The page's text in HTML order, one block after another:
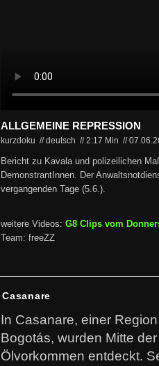
ALLGEMEINE REPRESSION
kurzdoku // deutsch //2:17 Min //
Bericht zu Kavala und polizeilichen
DemonstrantInnen. Der
vergangenden Tage (5.6.).
weitere Videos: G8 Clips vom
Team: freeZZ
Casanare
In Casanare, einer
Bogotás, wurden Mitte
Ölvorkommen entdeckt.